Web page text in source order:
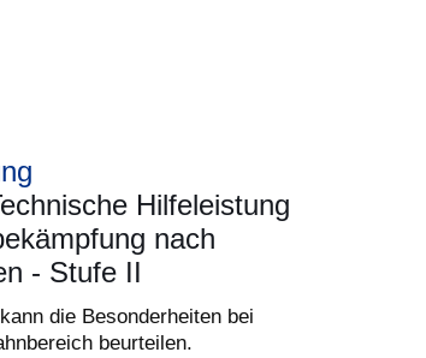
Hilfeleistung
nach
- Stufe II
die Besonderheiten bei
beurteilen.